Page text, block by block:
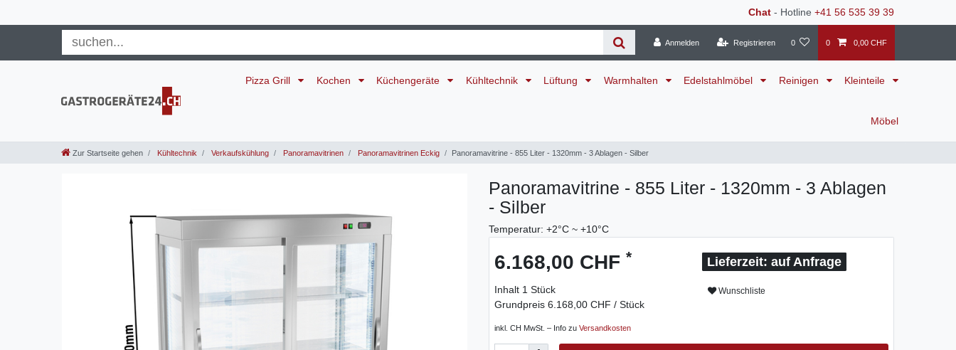
Chat - Hotline +41 56 535 39 39
Anmelden Registrieren 0 0 0,00 CHF
Pizza Grill Kochen Küchengeräte Kühltechnik Lüftung Warmhalten Edelstahlmöbel Reinigen Kleinteile
Möbel
Zur Startseite gehen Kühltechnik Verkaufskühlung Panoramavitrinen Panoramavitrinen Eckig Panoramavitrine - 855 Liter - 1320mm - 3 Ablagen - Silber
Panoramavitrine - 855 Liter - 1320mm - 3 Ablagen
- Silber
Temperatur: +2°C ~ +10°C
6.168,00 CHF *
Inhalt 1 Stück
Grundpreis 6.168,00 CHF / Stück
inkl. CH MwSt. – Info zu Versandkosten
auf Anfrage
Wunschliste